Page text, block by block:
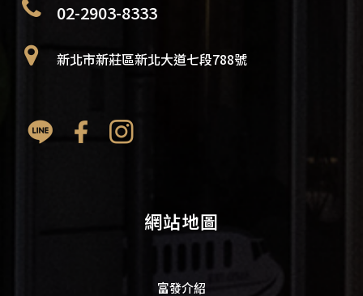
02-2903-8333
新北市新莊區新北大道七段788號
網站地圖
富發介紹